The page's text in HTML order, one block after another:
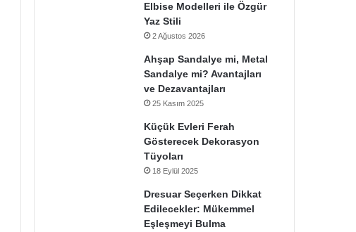
Elbise Modelleri ile Özgür
Yaz Stili
2 Ağustos 2026
Ahşap Sandalye mi, Metal
Sandalye mi? Avantajları
ve Dezavantajları
25 Kasım 2025
Küçük Evleri Ferah
Gösterecek Dekorasyon
Tüyoları
18 Eylül 2025
Dresuar Seçerken Dikkat
Edilecekler: Mükemmel
Eşleşmeyi Bulma